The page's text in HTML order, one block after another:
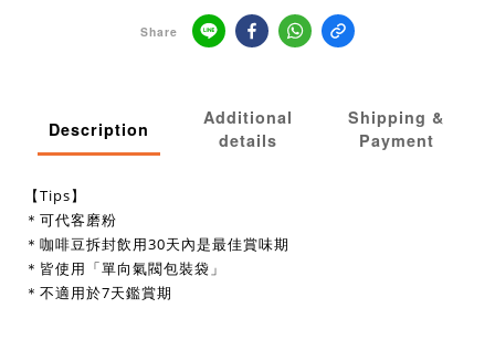
Share
Description
Additional
details
Shipping &
Payment
【Tips】
＊可代客磨粉
＊咖啡豆拆封飲用30天內是最佳賞味期
＊皆使用「單向氣閥包裝袋」
＊不適用於7天鑑賞期